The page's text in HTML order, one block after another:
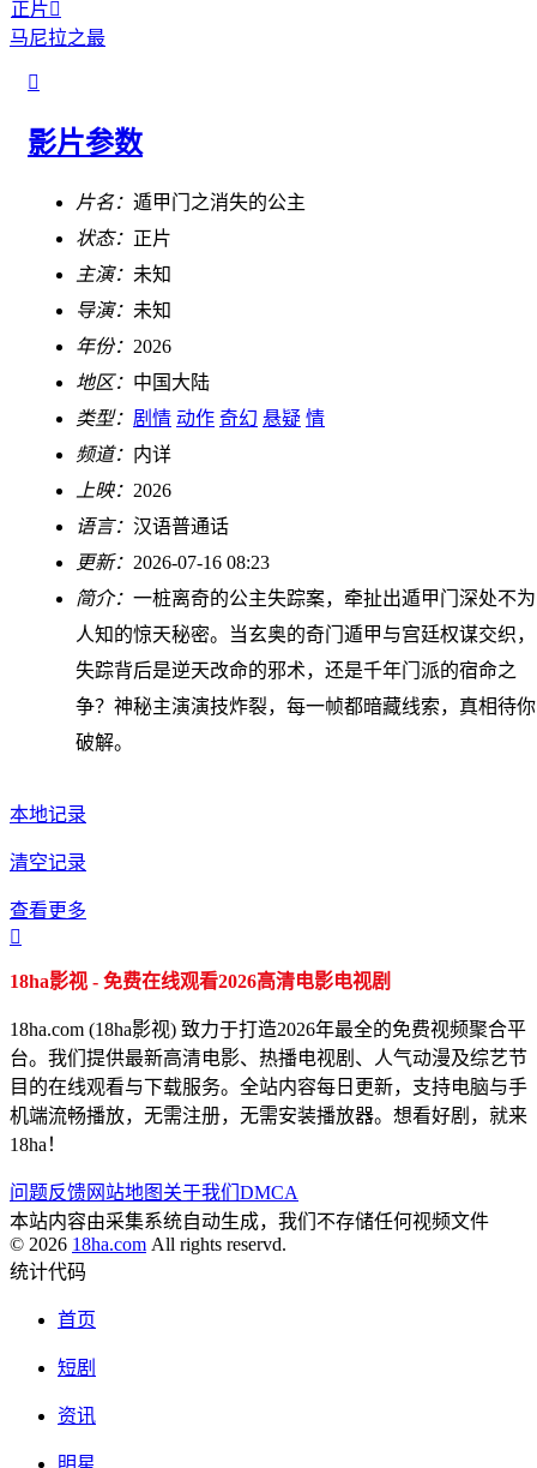
正片
马尼拉之最

影片参数
片名： 遁甲门之消失的公主
状态： 正片
主演： 未知
导演： 未知
年份： 2026
地区： 中国大陆
类型： 剧情 动作 奇幻 悬疑 情
频道： 内详
上映： 2026
语言： 汉语普通话
更新： 2026-07-16 08:23
简介： 一桩离奇的公主失踪案，牵扯出遁甲门深处不为
人知的惊天秘密。当玄奥的奇门遁甲与宫廷权谋交织，
失踪背后是逆天改命的邪术，还是千年门派的宿命之
争？神秘主演演技炸裂，每一帧都暗藏线索，真相待你
破解。
本地记录
清空记录
查看更多

18ha影视 - 免费在线观看2026高清电影电视剧
18ha.com (18ha影视) 致力于打造2026年最全的免费视频聚合平
台。我们提供最新高清电影、热播电视剧、人气动漫及综艺节
目的在线观看与下载服务。全站内容每日更新，支持电脑与手
机端流畅播放，无需注册，无需安装播放器。想看好剧，就来
18ha！
问题反馈网站地图 关于我们 DMCA
本站内容由采集系统自动生成，我们不存储任何视频文件
© 2026 18ha.com All rights reservd.
统计代码
首页
短剧
资讯